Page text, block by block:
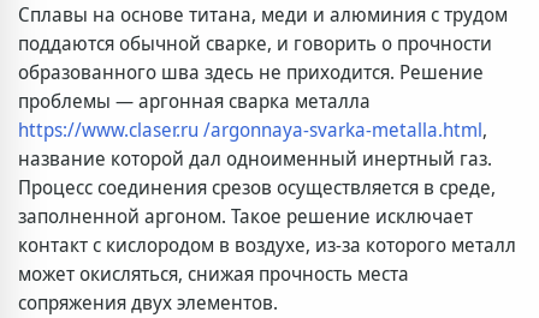
Сплавы на основе титана, меди и алюминия с трудом
поддаются обычной сварке, и говорить о прочности
образованного шва здесь не приходится. Решение
проблемы — аргонная сварка металла
https://www.claser.ru /argonnaya-svarka-metalla.html,
название которой дал одноименный инертный газ.
Процесс соединения срезов осуществляется в среде,
заполненной аргоном. Такое решение исключает
контакт с кислородом в воздухе, из-за которого металл
может окисляться, снижая прочность места
сопряжения двух элементов.